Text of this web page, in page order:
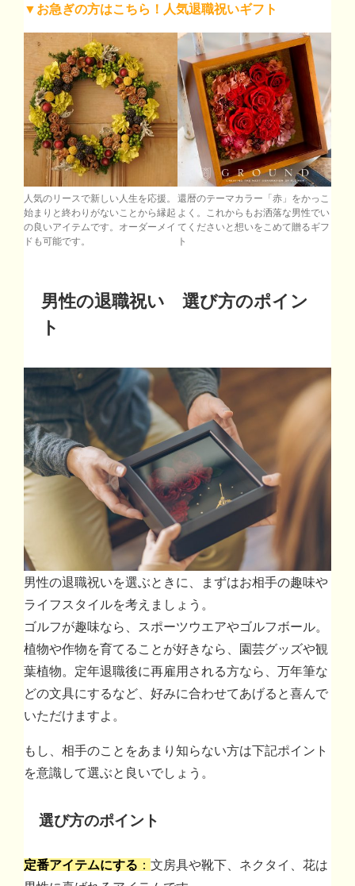
▼お急ぎの方はこちら！人気退職祝いギフト
人気のリースで新しい人生を応援。
始まりと終わりがないことから縁起
の良いアイテムです。オーダーメイ
ドも可能です。
還暦のテーマカラー「赤」をかっこ
よく。これからもお洒落な男性でい
てくださいと想いをこめて贈るギフ
ト
男性の退職祝い 選び方のポイン
ト
男性の退職祝いを選ぶときに、まずはお相手の趣味や
ライフスタイルを考えましょう。
ゴルフが趣味なら、スポーツウエアやゴルフボール。
植物や作物を育てることが好きなら、園芸グッズや観
葉植物。定年退職後に再雇用される方なら、万年筆な
どの文具にするなど、好みに合わせてあげると喜んで
いただけますよ。
もし、相手のことをあまり知らない方は下記ポイント
を意識して選ぶと良いでしょう。
選び方のポイント
定番アイテムにする ： 文房具や靴下、ネクタイ、花は